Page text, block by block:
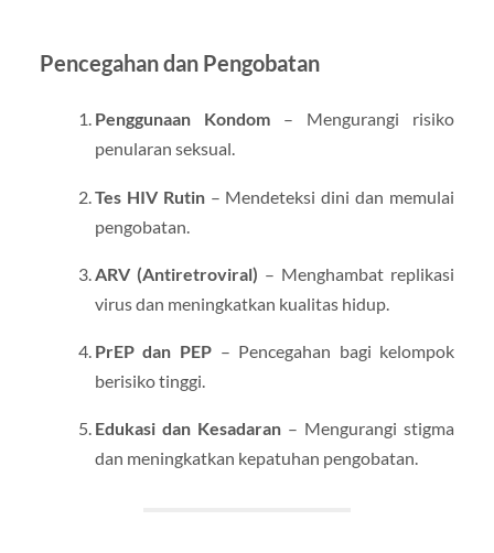
Pencegahan dan Pengobatan
Penggunaan Kondom– Mengurangi risiko
penularan seksual.
Tes HIV Rutin– Mendeteksi dini dan memulai
pengobatan.
ARV (Antiretroviral) – Menghambat replikasi
virus dan meningkatkan kualitas hidup.
PrEP dan PEP– Pencegahan bagi kelompok
berisiko tinggi.
Edukasi dan Kesadaran– Mengurangi stigma
dan meningkatkan kepatuhan pengobatan.